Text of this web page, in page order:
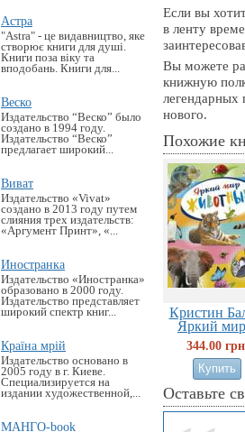
Астра
"Astra" - це видавництво, яке
створює книги для душі.
Книги поза віку та
вподобань. Книги для...
Веско
Издательство “Веско” было
создано в 1994 году.
Издательство “Веско”
предлагает широкий...
Виват
Издательство «Vivat»
создано в 2013 году путем
слияния трех издательств:
«Аргумент Принт», «...
Иностранка
Издательство «Иностранка»
образовано в 2000 году.
Издательство представляет
широкий спектр книг...
Країна мрій
Издательство основано в
2005 году в г. Киеве.
Специализируется на
издании художественной,...
МАНГО-book
Если вы
в ленту
Вы можете
книжную
легендарных
нового.
Похожие
Кристин
Яркий
344.00
Оставьте